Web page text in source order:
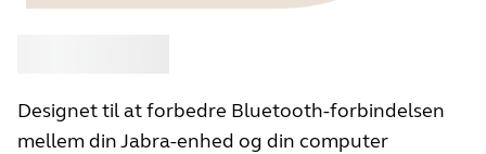
Designet til at forbedre Bluetooth-forbindelsen
mellem din Jabra-enhed og din computer